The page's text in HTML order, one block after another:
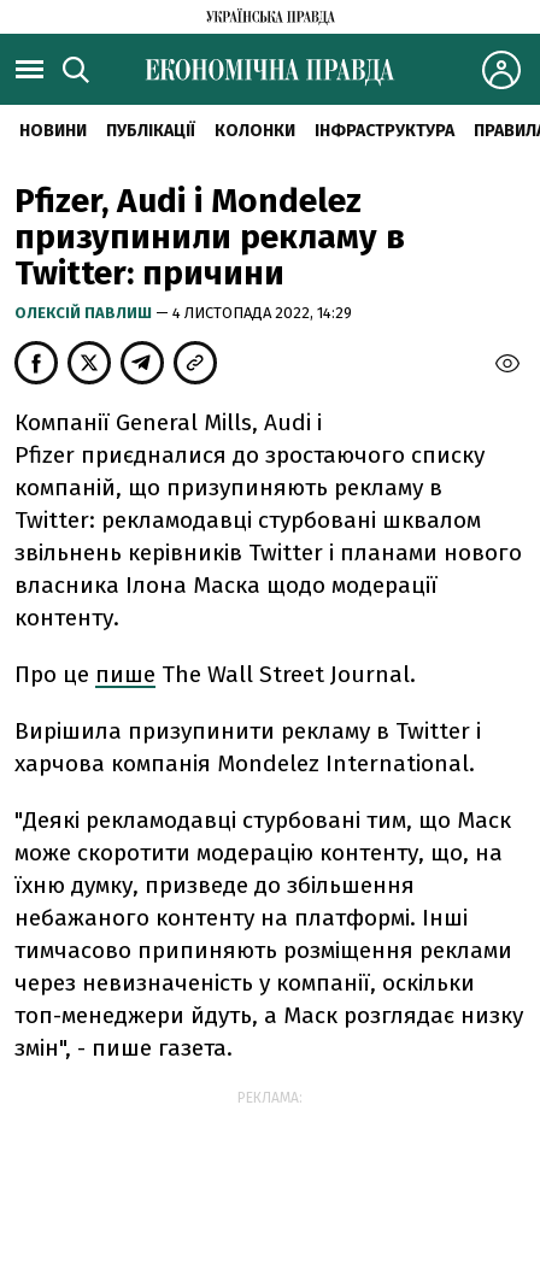
НОВИНИ ПУБЛІКАЦІЇ КОЛОНКИ ІНФРАСТРУКТУРА
Pfizer, Audi і Mondelez
призупинили рекламу в
Twitter: причини
ОЛЕКСІЙ ПАВЛИШ — 4 ЛИСТОПАДА 2022, 14:29
Компанії General Mills, Audi і
Pfizer приєдналися до зростаючого списку
компаній, що призупиняють рекламу в
Twitter: рекламодавці стурбовані шквалом
звільнень керівників Twitter і планами нового
власника Ілона Маска щодо модерації
контенту.
Про це пише The Wall Street Journal.
Вирішила призупинити рекламу в Twitter і
харчова компанія Mondelez International.
"Деякі рекламодавці стурбовані тим, що Маск
може скоротити модерацію контенту, що, на
їхню думку, призведе до збільшення
небажаного контенту на платформі. Інші
тимчасово припиняють розміщення реклами
через невизначеність у компанії, оскільки
топ-менеджери йдуть, а Маск розглядає низку
змін", - пише газета.
РЕКЛАМА: